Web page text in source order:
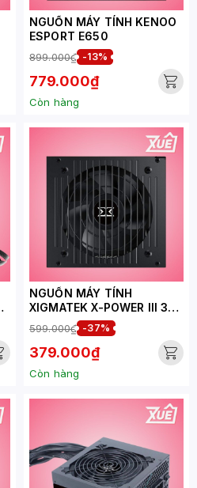
NGUỒN MÁY TÍNH KENOO
ESPORT E650
899.000₫ -13%
779.000₫
Còn hàng
NGUỒN MÁY TÍNH
XIGMATEK X-POWER III 350
- 250W EN49608 (MÀU
ĐEN)
599.000₫ -37%
379.000₫
Còn hàng